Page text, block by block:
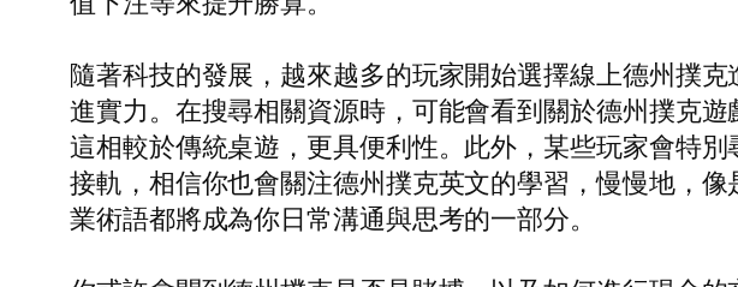
隨著科技的發展，越來越多的玩家開始選擇線上德州撲
進實力。在搜尋相關資源時，可能會看到關於德州撲克
這相較於傳統桌遊，更具便利性。此外，某些玩家會特
接軌，相信你也會關注德州撲克英文的學習，慢慢地，
業術語都將成為你日常溝通與思考的一部分。